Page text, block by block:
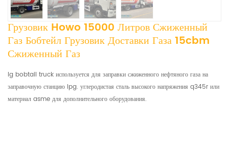
Грузовик Howo 15000 Литров Сжиженный
Газ Бобтейл Грузовик Доставки Газа 15cbm
Сжиженный Газ
lg bobtail truck используется для заправки сжиженного нефтяного газа на
заправочную станцию ​​lpg. углеродистая сталь высокого напряжения q345r или
материал asme для дополнительного оборудования.